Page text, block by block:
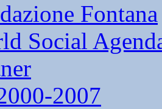
Fontana
Social
2007